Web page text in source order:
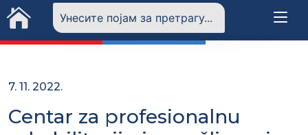
7. 11. 2022.
Centar za profesionalnu